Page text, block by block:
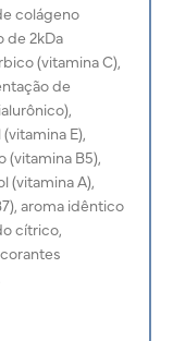
colágeno
de 2kDa
(vitamina C),
de
E),
(vitamina B5),
(vitamina A),
aroma idêntico
cítrico,